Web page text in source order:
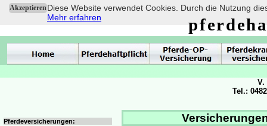
AkzeptierenDiese Website verwendet Cookies. Durch die Nutzung
Mehr erfahren
Pferdeversicherungen:
V.
Tel.: